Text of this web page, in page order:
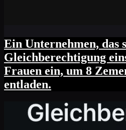
Ein Unternehmen, das
Gleichberechtigung
Frauen ein, um 8
entladen.